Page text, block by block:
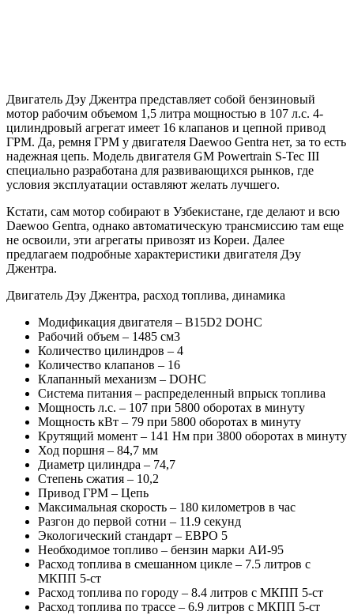
Двигатель Дэу Джентра представляет собой бензиновый
мотор рабочим объемом 1,5 литра мощностью в 107 л.с. 4-
цилиндровый агрегат имеет 16 клапанов и цепной привод
ГРМ. Да, ремня ГРМ у двигателя Daewoo Gentra нет, за то есть
надежная цепь. Модель двигателя GM Powertrain S-Tec III
специально разработана для развивающихся рынков, где
условия эксплуатации оставляют желать лучшего.
Кстати, сам мотор собирают в Узбекистане, где делают и всю
Daewoo Gentra, однако автоматическую трансмиссию там еще
не освоили, эти агрегаты привозят из Кореи. Далее
предлагаем подробные характеристики двигателя Дэу
Джентра.
Двигатель Дэу Джентра, расход топлива, динамика
Модификация двигателя – B15D2 DOHC
Рабочий объем – 1485 см3
Количество цилиндров – 4
Количество клапанов – 16
Клапанный механизм – DOHC
Система питания – распределенный впрыск топлива
Мощность л.с. – 107 при 5800 оборотах в минуту
Мощность кВт – 79 при 5800 оборотах в минуту
Крутящий момент – 141 Нм при 3800 оборотах в минуту
Ход поршня – 84,7 мм
Диаметр цилиндра – 74,7
Степень сжатия – 10,2
Привод ГРМ – Цепь
Максимальная скорость – 180 километров в час
Разгон до первой сотни – 11.9 секунд
Экологический стандарт – ЕВРО 5
Необходимое топливо – бензин марки АИ-95
Расход топлива в смешанном цикле – 7.5 литров с
МКПП 5-ст
Расход топлива по городу – 8.4 литров с МКПП 5-ст
Расход топлива по трассе – 6.9 литров с МКПП 5-ст